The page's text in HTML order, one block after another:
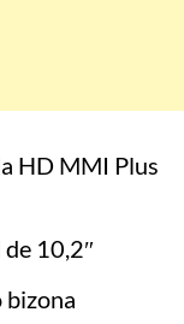
HD MMI Plus
10,2″